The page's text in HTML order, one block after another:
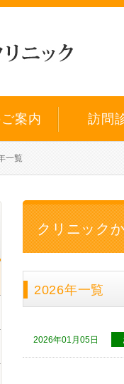
案内 訪問
一覧
クリニック
2026年一覧
2026年01月05日